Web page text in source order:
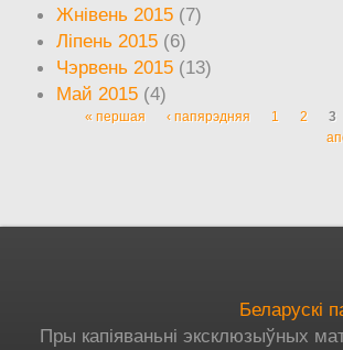
Жнівень 2015 (7)
Ліпень 2015 (6)
Чэрвень 2015 (13)
Май 2015 (4)
Старонкі
« першая ‹ папярэдняя 1 2 3
Беларускі
Пры капіяваньні эксклюзыўных